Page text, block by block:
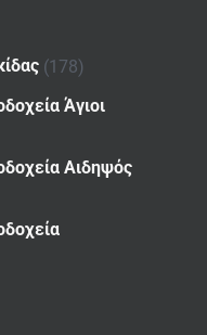
(178)
Άγιοι
Αιδηψός